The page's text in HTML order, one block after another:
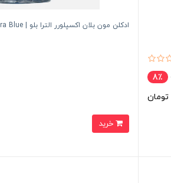
8٪
تومان
ادکلن مون بلان اکسپلورر الترا بلو | Mont blanc Explorer Ultra Blue
خرید